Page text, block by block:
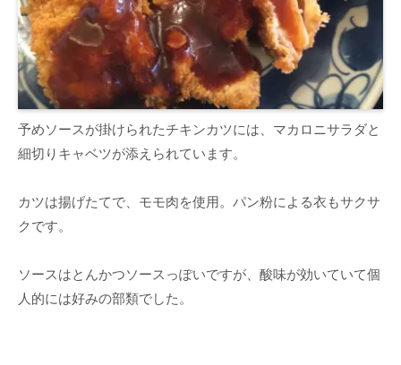
予めソースが掛けられたチキンカツには、マカロニサラダと
細切りキャベツが添えられています。
カツは揚げたてで、モモ肉を使用。パン粉による衣もサクサ
クです。
ソースはとんかつソースっぽいですが、酸味が効いていて個
人的には好みの部類でした。